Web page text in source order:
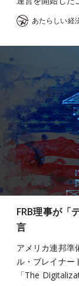
FRB理事が「
言
アメリカ連邦準
ル・ブレイナー
「The